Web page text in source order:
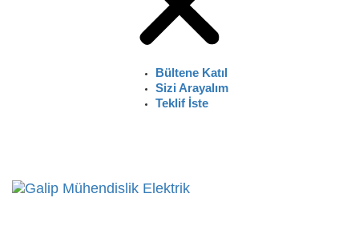
Bültene Katıl
Sizi Arayalım
Teklif İste